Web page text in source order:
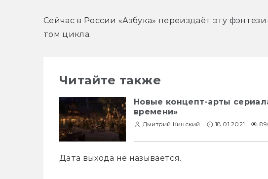
Сейчас в России «Азбука» переиздаёт эту
том цикла.
Читайте также
Новые концепт-арты
времени»
Дмитрий Кинский 18.01.2021
Дата выхода не называется.